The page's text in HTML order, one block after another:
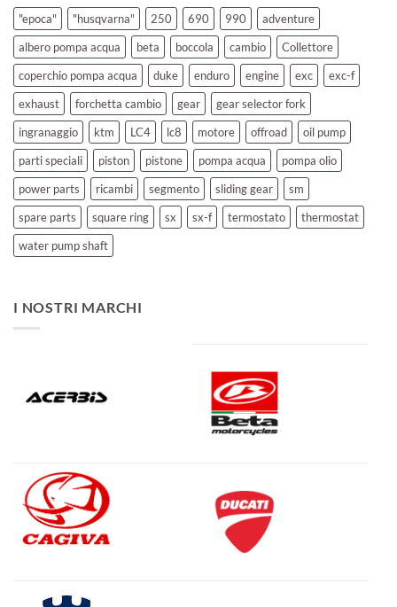
"epoca" "husqvarna" 250 690 990
adventure
albero pompa acqua
beta boccola cambio
Collettore
coperchio pompa acqua
duke enduro engine exc
exc-f
exhaust
forchetta cambio gear
gear selector fork
ingranaggio
ktm LC4 lc8 motore offroad
oil pump
parti speciali
piston pistone pompa acqua
pompa olio
power parts
ricambi segmento sliding gear
sm
spare parts
square ring sx sx-f termostato
thermostat
water pump shaft
I NOSTRI MARCHI